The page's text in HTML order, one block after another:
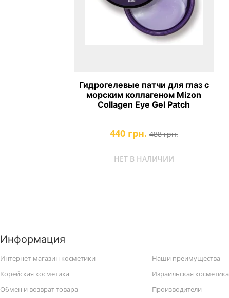
Гидрогелевые патчи для глаз с
морским коллагеном Mizon
Collagen Eye Gel Patch
440 грн. 488 грн.
НЕТ В НАЛИЧИИ
Информация
Интернет-магазин косметики
Наши преимущества
Корейская косметика
Израильская косметика
Обмен и возврат товара
Производители